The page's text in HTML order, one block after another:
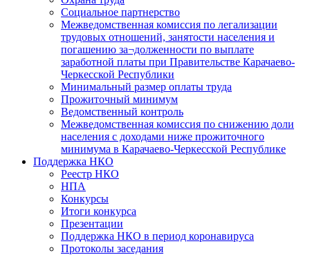
Социальное партнерство
Межведомственная комиссия по легализации
трудовых отношений, занятости населения и
погашению за¬долженности по выплате
заработной платы при Правительстве Карачаево-
Черкесской Республики
Минимальный размер оплаты труда
Прожиточный минимум
Ведомственный контроль
Межведомственная комиссия по снижению доли
населения с доходами ниже прожиточного
минимума в Карачаево-Черкесской Республике
Поддержка НКО
Реестр НКО
НПА
Конкурсы
Итоги конкурса
Презентации
Поддержка НКО в период коронавируса
Протоколы заседания